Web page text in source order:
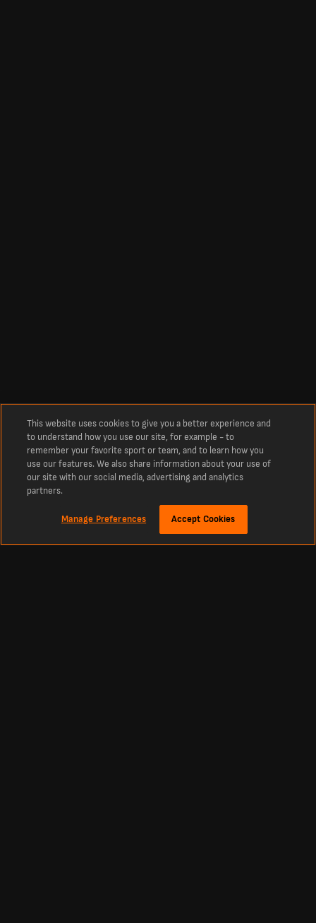
This website uses cookies to give you a better experience and
to understand how you use our site, for example - to
remember your favorite sport or team, and to learn how you
use our features. We also share information about your use of
our site with our social media, advertising and analytics
partners.
Manage Preferences Accept Cookies